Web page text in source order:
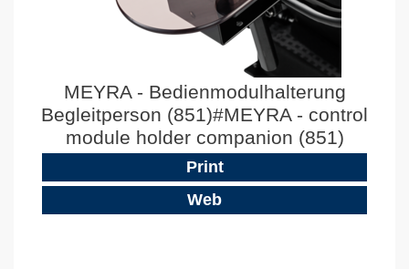
MEYRA - Bedienmodulhalterung
Begleitperson (851)#MEYRA - control
module holder companion (851)
Print
Web